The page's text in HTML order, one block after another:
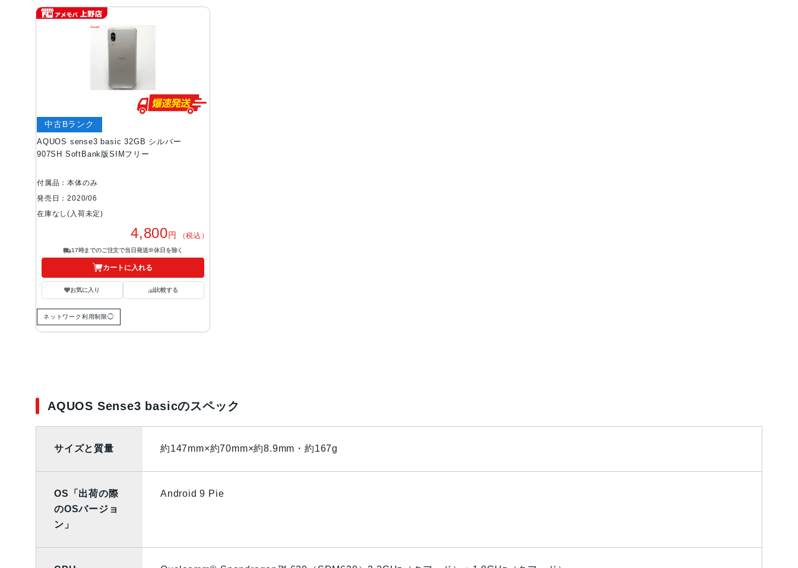
AQUOS sense3 basic 32GB シルバー
907SH SoftBank版SIMフリー
中古Bランク
付属品：本体のみ
発売日：2020/06
在庫なし(入荷未定)
4,800円 （税込）
17時までのご注文で当日発送※休日を除く
カートに入れる
お気に入り 比較する
ネットワーク利用制限◯
AQUOS Sense3 basicのスペック
サイズと質量 約147mm×約70mm×約8.9mm・約167g
OS「出荷の際
のOSバージョ
ン」
Android 9 Pie